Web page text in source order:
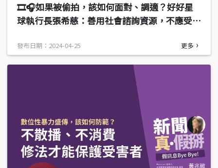
🎞️🎧如果被偷拍，該如何面對、調適？好好星
球執行長張希慈：善用社會諮詢資源，不應受害
發布日期：2024-04-25 更多